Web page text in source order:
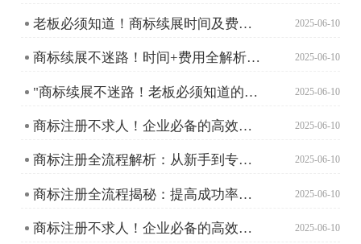
老板必须知道！商标续展时间及费用全攻略 2025-06-10
商标续展不迷路！时间+费用全解析，老板必看！ 2025-06-10
"商标续展不迷路！老板必须知道的时间与费用全攻略" 2025-06-10
商标注册不求人！企业必备的高效操作指南 2025-06-10
商标注册全流程解析：从新手到专家的必读指南 2025-06-10
商标注册全流程揭秘：提高成功率的独家技巧 2025-06-10
商标注册不求人！企业必备的高效操作指南 2025-06-10